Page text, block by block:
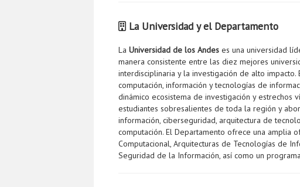
La Universidad y el Departamento
La Universidad de los Andes es una universidad
manera consistente entre las diez mejores
interdisciplinaria y la investigación de alto impacto.
computación, información y tecnologías de
dinámico ecosistema de investigación y estrechos
estudiantes sobresalientes de toda la región y
información, ciberseguridad, arquitectura de
computación. El Departamento ofrece una amplia
Computacional, Arquitecturas de Tecnologías de
Seguridad de la Información, así como un